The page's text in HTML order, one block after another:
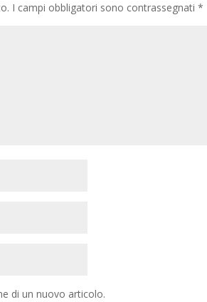
I campi obbligatori sono contrassegnati *
di un nuovo articolo.